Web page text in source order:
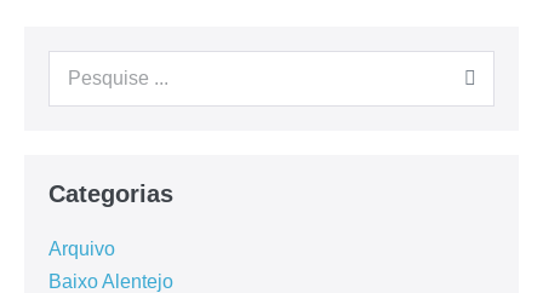
Procurar
Categorias
Arquivo
Baixo Alentejo